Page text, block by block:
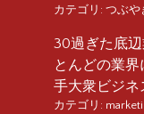
カテゴリ: つぶや
30過ぎた底
とんどの業
手大衆ビジネ
カテゴリ: